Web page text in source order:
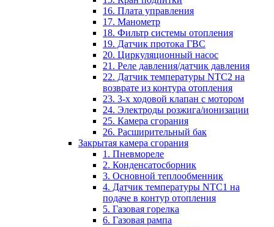
16. Плата управления
17. Манометр
18. Фильтр системы отопления
19. Датчик протока ГВС
20. Циркуляционный насос
21. Реле давления/датчик давления
22. Датчик температуры NTC2 на
возврате из контура отопления
23. 3-х ходовой клапан с мотором
24. Электроды розжига/ионизации
25. Камера сгорания
26. Расширительный бак
Закрытая камера сгорания
1. Пневмореле
2. Конденсатосборник
3. Основной теплообменник
4. Датчик температуры NTC1 на
подаче в контур отопления
5. Газовая горелка
6. Газовая рампа